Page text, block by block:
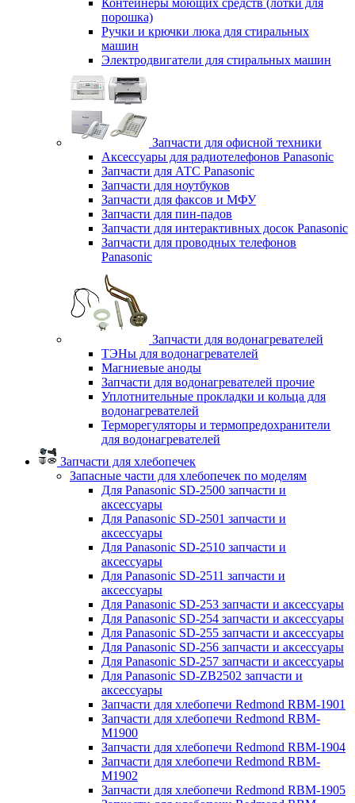
Контейнеры моющих средств (лотки для
порошка)
Ручки и крючки люка для стиральных
машин
Электродвигатели для стиральных машин
Запчасти для офисной техники
Аксессуары для радиотелефонов Panasonic
Запчасти для АТС Panasonic
Запчасти для ноутбуков
Запчасти для факсов и МФУ
Запчасти для пин-падов
Запчасти для интерактивных досок Panasonic
Запчасти для проводных телефонов
Panasonic
Запчасти для водонагревателей
ТЭНы для водонагревателей
Магниевые аноды
Запчасти для водонагревателей прочие
Уплотнительные прокладки и кольца для
водонагревателей
Терморегуляторы и термопредохранители
для водонагревателей
Запчасти для хлебопечек
Запасные части для хлебопечек по моделям
Для Panasonic SD-2500 запчасти и
аксессуары
Для Panasonic SD-2501 запчасти и
аксессуары
Для Panasonic SD-2510 запчасти и
аксессуары
Для Panasonic SD-2511 запчасти и
аксессуары
Для Panasonic SD-253 запчасти и аксессуары
Для Panasonic SD-254 запчасти и аксессуары
Для Panasonic SD-255 запчасти и аксессуары
Для Panasonic SD-256 запчасти и аксессуары
Для Panasonic SD-257 запчасти и аксессуары
Для Panasonic SD-ZB2502 запчасти и
аксессуары
Запчасти для хлебопечи Redmond RBM-1901
Запчасти для хлебопечи Redmond RBM-
M1900
Запчасти для хлебопечи Redmond RBM-1904
Запчасти для хлебопечи Redmond RBM-
M1902
Запчасти для хлебопечи Redmond RBM-1905